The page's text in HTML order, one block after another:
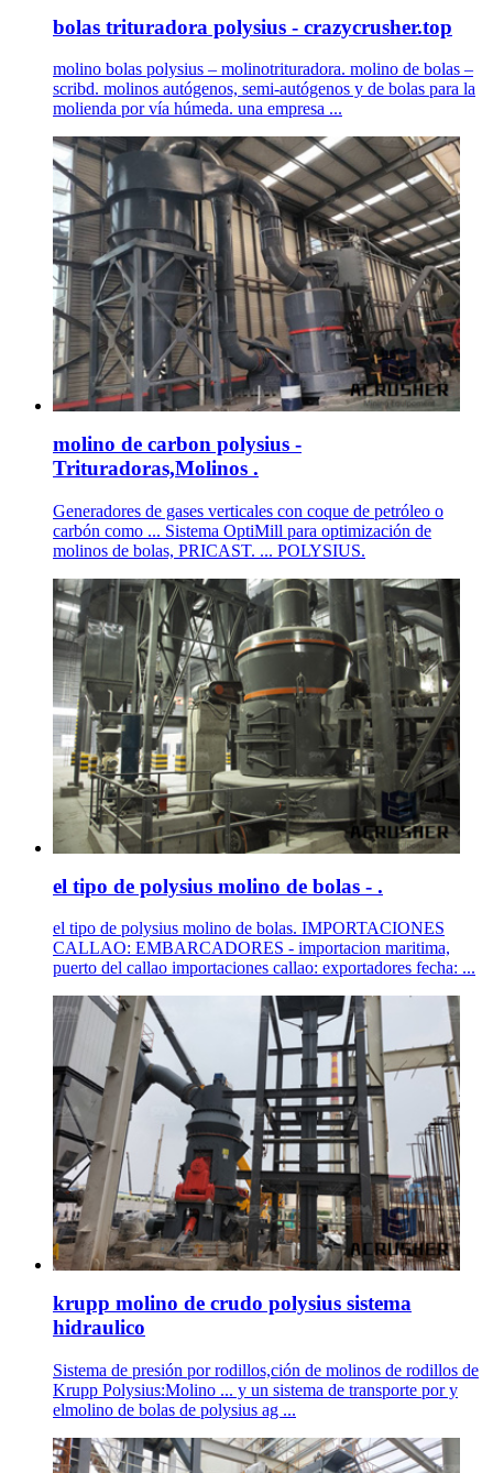
bolas trituradora polysius - crazycrusher.top
molino bolas polysius – molinotrituradora. molino de bolas –
scribd. molinos autógenos, semi-autógenos y de bolas para la
molienda por vía húmeda. una empresa ...
molino de carbon polysius -
Trituradoras,Molinos .
Generadores de gases verticales con coque de petróleo o
carbón como ... Sistema OptiMill para optimización de
molinos de bolas, PRICAST. ... POLYSIUS.
el tipo de polysius molino de bolas - .
el tipo de polysius molino de bolas. IMPORTACIONES
CALLAO: EMBARCADORES - importacion maritima,
puerto del callao importaciones callao: exportadores fecha: ...
krupp molino de crudo polysius sistema
hidraulico
Sistema de presión por rodillos,ción de molinos de rodillos de
Krupp Polysius:Molino ... y un sistema de transporte por y
elmolino de bolas de polysius ag ...